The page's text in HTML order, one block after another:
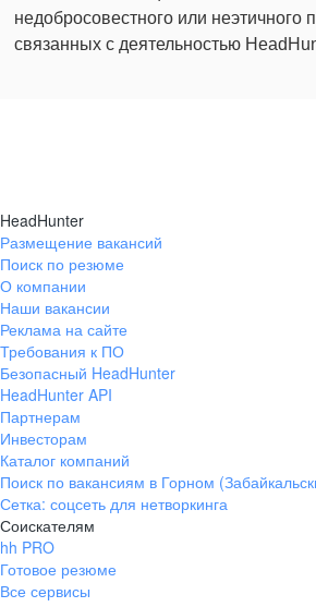
недобросовестного или неэтичного
связанных с деятельностью
HeadHunter
Размещение вакансий
Поиск по резюме
О компании
Наши вакансии
Реклама на сайте
Требования к ПО
Безопасный HeadHunter
HeadHunter API
Партнерам
Инвесторам
Каталог компаний
Поиск по вакансиям в Горном
Сетка: соцсеть для нетворкинга
Соискателям
hh PRO
Готовое резюме
Все сервисы